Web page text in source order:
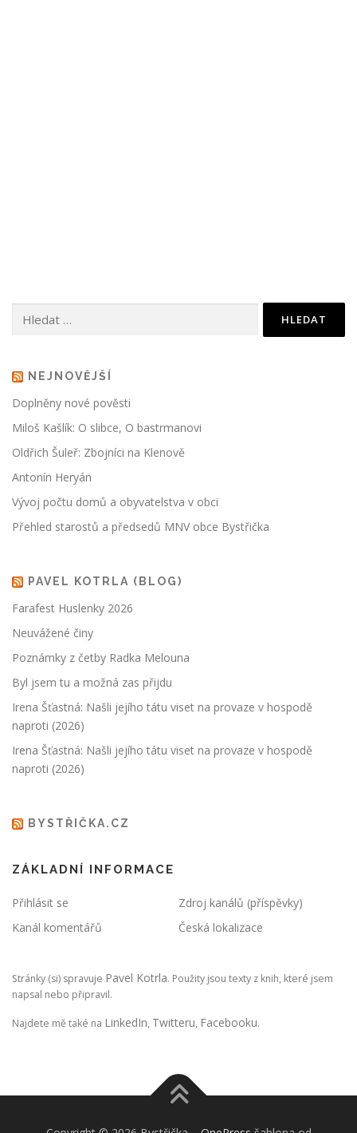
NEJNOVĚJŠÍ
Doplněny nové pověsti
Miloš Kašlík: O slibce, O bastrmanovi
Oldřich Šuleř: Zbojníci na Klenově
Antonín Heryán
Vývoj počtu domů a obyvatelstva v obci
Přehled starostů a předsedů MNV obce Bystřička
PAVEL KOTRLA (BLOG)
Farafest Huslenky 2026
Neuvážené činy
Poznámky z četby Radka Melouna
Byl jsem tu a možná zas přijdu
Irena Šťastná: Našli jejího tátu viset na provaze v hospodě
naproti (2026)
Irena Šťastná: Našli jejího tátu viset na provaze v hospodě
naproti (2026)
BYSTŘIČKA.CZ
ZÁKLADNÍ INFORMACE
Přihlásit se
Zdroj kanálů (příspěvky)
Kanál komentářů
Česká lokalizace
Stránky (si) spravuje Pavel Kotrla. Použity jsou texty z knih, které jsem
napsal nebo připravil.
Najdete mě také na LinkedIn, Twitteru, Facebooku.